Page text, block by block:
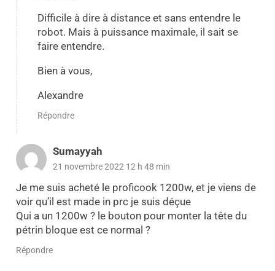
Difficile à dire à distance et sans entendre le
robot. Mais à puissance maximale, il sait se
faire entendre.
Bien à vous,
Alexandre
Répondre
Sumayyah
21 novembre 2022 12 h 48 min
Je me suis acheté le proficook 1200w, et je viens de
voir qu’il est made in prc je suis déçue
Qui a un 1200w ? le bouton pour monter la tête du
pétrin bloque est ce normal ?
Répondre